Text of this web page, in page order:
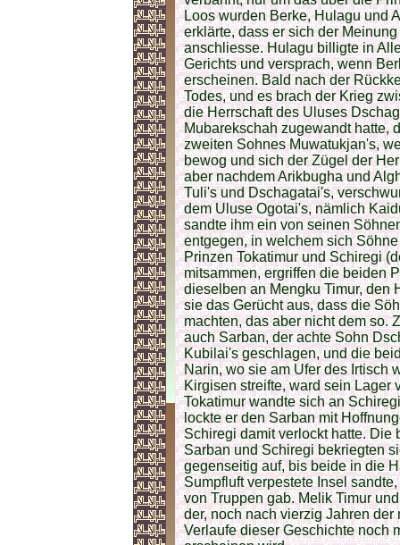
Loos wurden Berke, Hulagu und
erklärte, dass er sich der
anschliesse. Hulagu billigte in
Gerichts und versprach, wenn
erscheinen. Bald nach der
Todes, und es brach der Krieg
die Herrschaft des Uluses
Mubarekschah zugewandt hatte,
zweiten Sohnes Muwatukjan's,
bewog und sich der Zügel der
aber nachdem Arikbugha und
Tuli's und Dschagatai's,
dem Uluse Ogotai's, nämlich
sandte ihm ein von seinen
entgegen, in welchem sich
Prinzen Tokatimur und Schiregi
mitsammen, ergriffen die beiden
dieselben an Mengku Timur, den
sie das Gerücht aus, dass die
machten, das aber nicht dem so.
auch Sarban, der achte Sohn
Kubilai's geschlagen, und die
Narin, wo sie am Ufer des Irtisch
Kirgisen streifte, ward sein Lager
Tokatimur wandte sich an
lockte er den Sarban mit
Schiregi damit verlockt hatte.
Sarban und Schiregi bekriegten
gegenseitig auf, bis beide in die
Sumpfluft verpestete Insel
von Truppen gab. Melik Timur
der, noch nach vierzig Jahren
Verlaufe dieser Geschichte noch